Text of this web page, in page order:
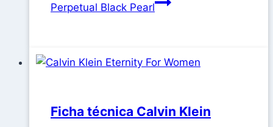
Perpetual Black Pearl
Ficha técnica Calvin Klein